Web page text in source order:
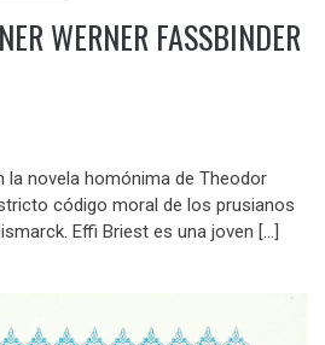
WERNER FASSBINDER
la novela homónima de Theodor
código moral de los prusianos
Effi Briest es una joven […]